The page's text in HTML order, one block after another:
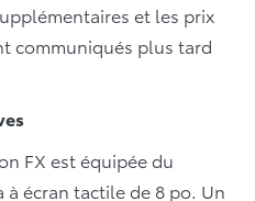
et les prix
communiqués plus tard
FX est équipée du
à écran tactile de 8 po. Un